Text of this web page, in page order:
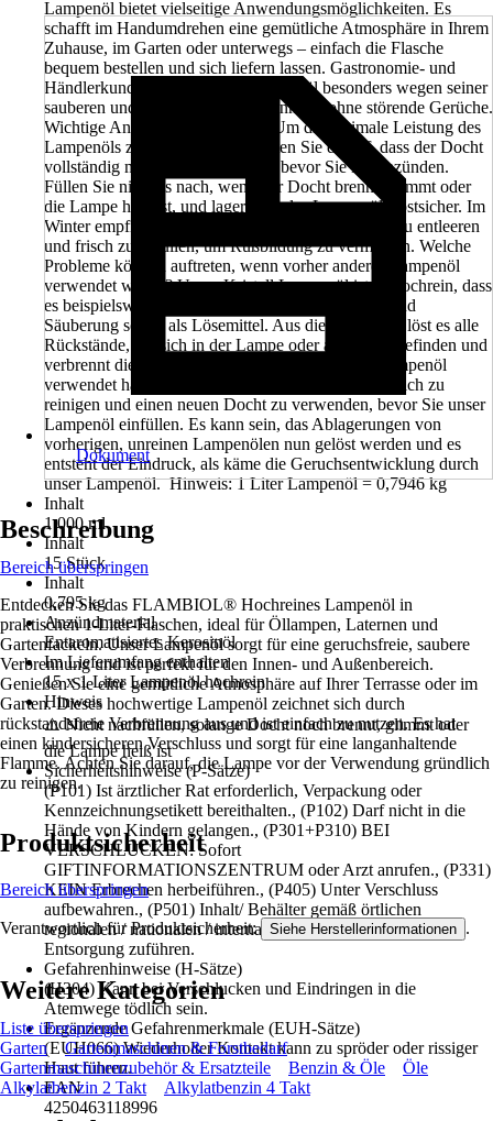
Lampenöl bietet vielseitige Anwendungsmöglichkeiten. Es
schafft im Handumdrehen eine gemütliche Atmosphäre in Ihrem
Zuhause, im Garten oder unterwegs – einfach die Flasche
bequem bestellen und sich liefern lassen. Gastronomie- und
Händlerkunden schätzen das Lampenöl besonders wegen seiner
sauberen und angenehmen Verbrennung ohne störende Gerüche.
Wichtige Anwendungshinweise: Um die optimale Leistung des
Lampenöls zu gewährleisten, achten Sie darauf, dass der Docht
vollständig mit Öl aufgesogen ist, bevor Sie ihn anzünden.
Füllen Sie niemals nach, wenn der Docht brennt, glimmt oder
die Lampe heiß ist, und lagern Sie das Lampenöl frostsicher. Im
Winter empfiehlt es sich, die Lampen und Fackeln zu entleeren
und frisch zu befüllen, um Rußbildung zu vermeiden. Welche
Probleme können auftreten, wenn vorher anderes Lampenöl
verwendet wurde? Unser Kristall Lampenöl ist so hochrein, dass
es beispielsweise auch geeignet ist zur Entfettung und
Säuberung sowie als Lösemittel. Aus diesem Grund löst es alle
Rückstände, die sich in der Lampe oder am Docht befinden und
verbrennt diese. Sollten Sie also vorher anderes Lampenöl
verwendet haben, empfehlen wir, die Lampe gründlich zu
reinigen und einen neuen Docht zu verwenden, bevor Sie unser
Lampenöl einfüllen. Es kann sein, das Ablagerungen von
vorherigen, unreinen Lampenölen nun gelöst werden und es
entsteht der Eindruck, als käme die Geruchsentwicklung durch
unser Lampenöl. Hinweis: 1 Liter Lampenöl = 0,7946 kg
Inhalt
1.000 ml
Inhalt
15 Stück
Inhalt
0,795 kg
Anzündmaterial
Entaromatisiertes Kerosinöl
Im Lieferumfang enthalten
15 x 1 Liter Lampenöl hochrein
Hinweis
⚠️ Nicht nachfüllen, solange Docht noch brennt, glimmt oder
die Lampe heiß ist
Sicherheitshinweise (P-Sätze)
(P101) Ist ärztlicher Rat erforderlich, Verpackung oder
Kennzeichnungsetikett bereithalten., (P102) Darf nicht in die
Hände von Kindern gelangen., (P301+P310) BEI
VERSCHLUCKEN: Sofort
GIFTINFORMATIONSZENTRUM oder Arzt anrufen., (P331)
KEIN Erbrechen herbeiführen., (P405) Unter Verschluss
aufbewahren., (P501) Inhalt/ Behälter gemäß örtlichen
regionalen / nationalen / internationalen Vorschriften einer
Entsorgung zuführen.
Gefahrenhinweise (H-Sätze)
(H304) Kann bei Verschlucken und Eindringen in die
Atemwege tödlich sein.
Ergänzende Gefahrenmerkmale (EUH-Sätze)
(EUH066) Wiederholter Kontakt kann zu spröder oder rissiger
Haut führen.
EAN
4250463118996
Dokument
Beschreibung
Bereich überspringen
Entdecken Sie das FLAMBIOL® Hochreines Lampenöl in
praktischen 1-Liter-Flaschen, ideal für Öllampen, Laternen und
Gartenfackeln. Unser Lampenöl sorgt für eine geruchsfreie, saubere
Verbrennung und ist perfekt für den Innen- und Außenbereich.
Genießen Sie eine gemütliche Atmosphäre auf Ihrer Terrasse oder im
Garten. Dieses hochwertige Lampenöl zeichnet sich durch
rückstandsfreie Verbrennung aus und ist einfach zu nutzen. Es hat
einen kindersicheren Verschluss und sorgt für eine langanhaltende
Flamme. Achten Sie darauf, die Lampe vor der Verwendung gründlich
zu reinigen.
Produktsicherheit
Bereich überspringen
Verantwortlich für Produktsicherheit: Siehe Herstellerinformationen .
Weitere Kategorien
Liste überspringen
Garten
Gartenmaschinen & Forstbedarf
Gartenmaschinenzubehör & Ersatzteile
Benzin & Öle
Öle
Alkylatbenzin 2 Takt
Alkylatbenzin 4 Takt